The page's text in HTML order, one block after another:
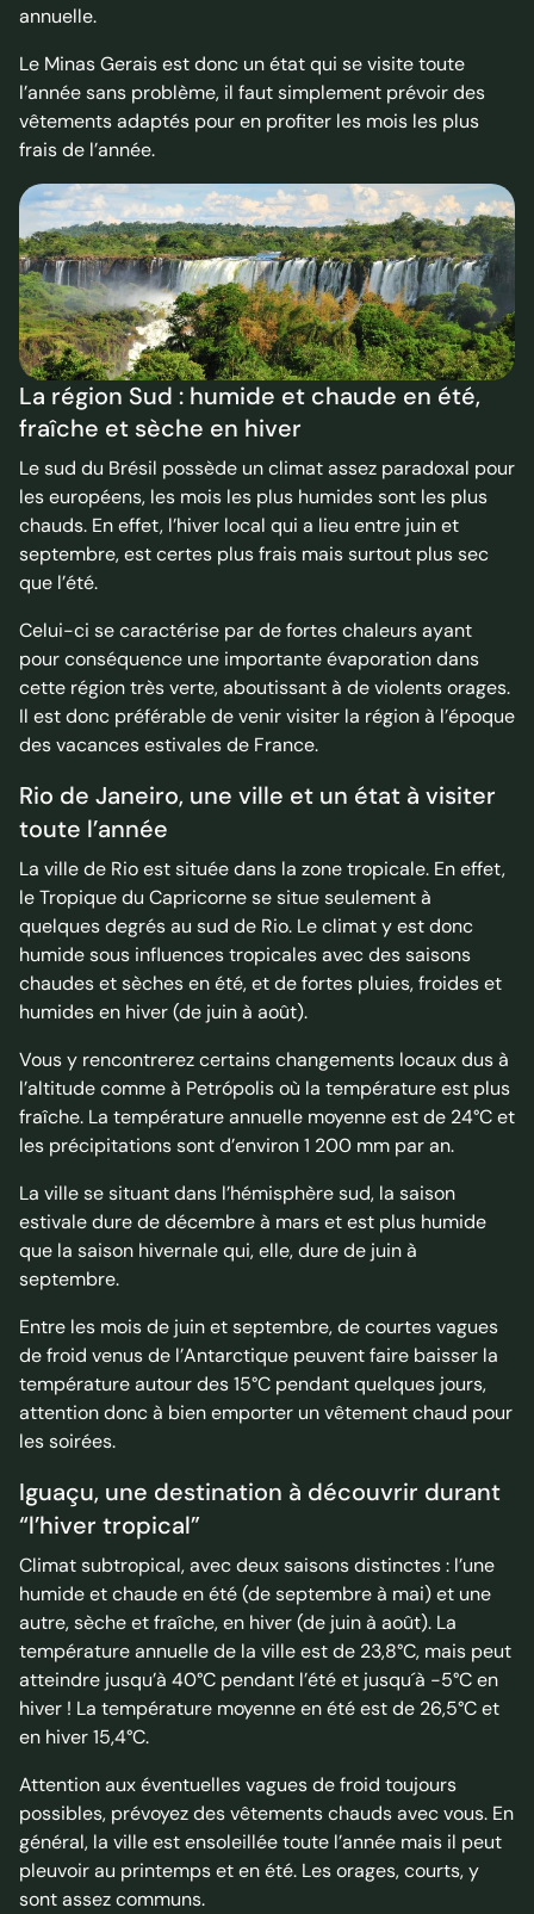
annuelle.
Le Minas Gerais est donc un état qui se visite toute
l’année sans problème, il faut simplement prévoir des
vêtements adaptés pour en profiter les mois les plus
frais de l’année.
La région Sud : humide et chaude en été,
fraîche et sèche en hiver
Le sud du Brésil possède un climat assez paradoxal pour
les européens, les mois les plus humides sont les plus
chauds. En effet, l’hiver local qui a lieu entre juin et
septembre, est certes plus frais mais surtout plus sec
que l’été.
Celui-ci se caractérise par de fortes chaleurs ayant
pour conséquence une importante évaporation dans
cette région très verte, aboutissant à de violents orages.
Il est donc préférable de venir visiter la région à l’époque
des vacances estivales de France.
Rio de Janeiro, une ville et un état à visiter
toute l’année
La ville de Rio est située dans la zone tropicale. En effet,
le Tropique du Capricorne se situe seulement à
quelques degrés au sud de Rio. Le climat y est donc
humide sous influences tropicales avec des saisons
chaudes et sèches en été, et de fortes pluies, froides et
humides en hiver (de juin à août).
Vous y rencontrerez certains changements locaux dus à
l’altitude comme à Petrópolis où la température est plus
fraîche. La température annuelle moyenne est de 24°C et
les précipitations sont d’environ 1 200 mm par an.
La ville se situant dans l’hémisphère sud, la saison
estivale dure de décembre à mars et est plus humide
que la saison hivernale qui, elle, dure de juin à
septembre.
Entre les mois de juin et septembre, de courtes vagues
de froid venus de l’Antarctique peuvent faire baisser la
température autour des 15°C pendant quelques jours,
attention donc à bien emporter un vêtement chaud pour
les soirées.
Iguaçu, une destination à découvrir durant
“l’hiver tropical”
Climat subtropical, avec deux saisons distinctes : l’une
humide et chaude en été (de septembre à mai) et une
autre, sèche et fraîche, en hiver (de juin à août). La
température annuelle de la ville est de 23,8°C, mais peut
atteindre jusqu’à 40°C pendant l’été et jusqu´à -5°C en
hiver ! La température moyenne en été est de 26,5°C et
en hiver 15,4°C.
Attention aux éventuelles vagues de froid toujours
possibles, prévoyez des vêtements chauds avec vous. En
général, la ville est ensoleillée toute l’année mais il peut
pleuvoir au printemps et en été. Les orages, courts, y
sont assez communs.